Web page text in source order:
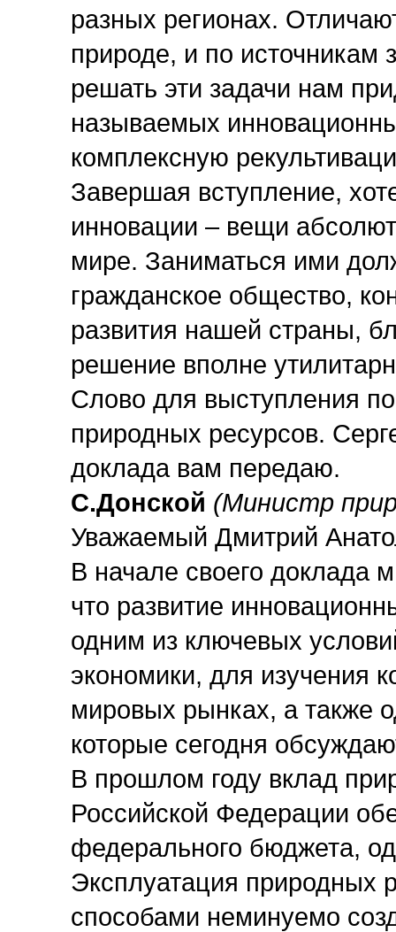
разных регионах.
природе, и по источникам
решать эти задачи нам
называемых
комплексную
Завершая вступление,
инновации – вещи
мире. Заниматься ими
гражданское общество,
развития нашей страны,
решение вполне
Слово для выступления
природных ресурсов.
доклада вам передаю.
С.Донской (Министр
Уважаемый Дмитрий
В начале своего доклада
что развитие
одним из ключевых
экономики, для изучения
мировых рынках, а также
которые сегодня
В прошлом году вклад
Российской Федерации
федерального бюджета,
Эксплуатация природных
способами неминуемо